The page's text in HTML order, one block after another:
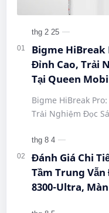
Bigme HiBreak
Đỉnh Cao, Trải
Tại Queen
#EInkPhone
Bigme HiBreak
Trải Nghiệm Đọc
#Hi…
Đánh Giá Chi
Tầm Trung
8300-Ultra,